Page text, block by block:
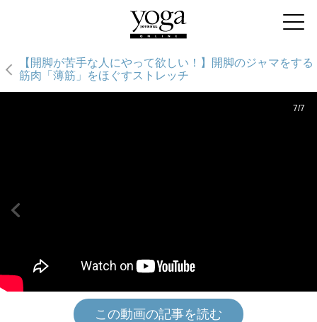
【開脚が苦手な人にやって欲しい！】開脚のジャマをする
筋肉「薄筋」をほぐすストレッチ
7/7
この動画の記事を読む